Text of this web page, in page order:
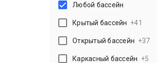
Любой бассейн
Крытый бассейн +41
Открытый бассейн +37
Каркасный бассейн +5